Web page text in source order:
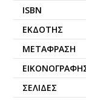
ISBN
ΕΚΔΌΤΗΣ
ΜΕΤΆΦΡΑΣΗ
ΣΕΛΊΔΕΣ